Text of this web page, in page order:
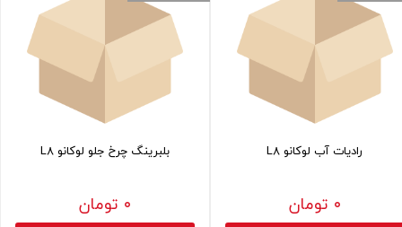
رادیات آب لوکانو L8
۰ تومان
بلبرینگ چرخ جلو لوکانو L8
۰ تومان